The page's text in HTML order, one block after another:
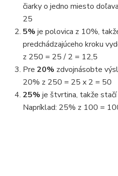
čiarky o jedno miesto
25
5% je polovica z 10%,
predchádzajúceho kroku
z 250 = 25 / 2 = 12,5
Pre 20% zdvojnásobte
20% z 250 = 25 x 2 = 50
25% je štvrtina, takže
Napríklad: 25% z 100 =